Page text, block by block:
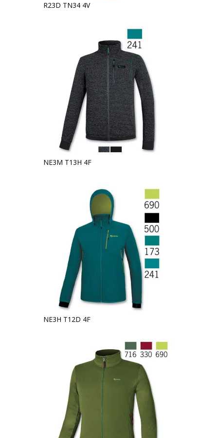
R23D TN34 4V
NE3M T13H 4F
NE3H T12D 4F